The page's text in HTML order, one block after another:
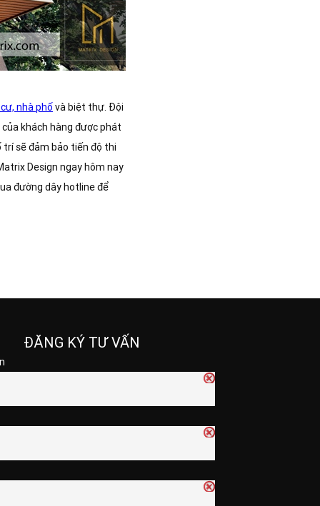
nhà phố và biệt thự. Đội
khách hàng được phát
trí sẽ đảm bảo tiến độ thi
Design ngay hôm nay
đường dây hotline để
ĐĂNG KÝ TƯ VẤN